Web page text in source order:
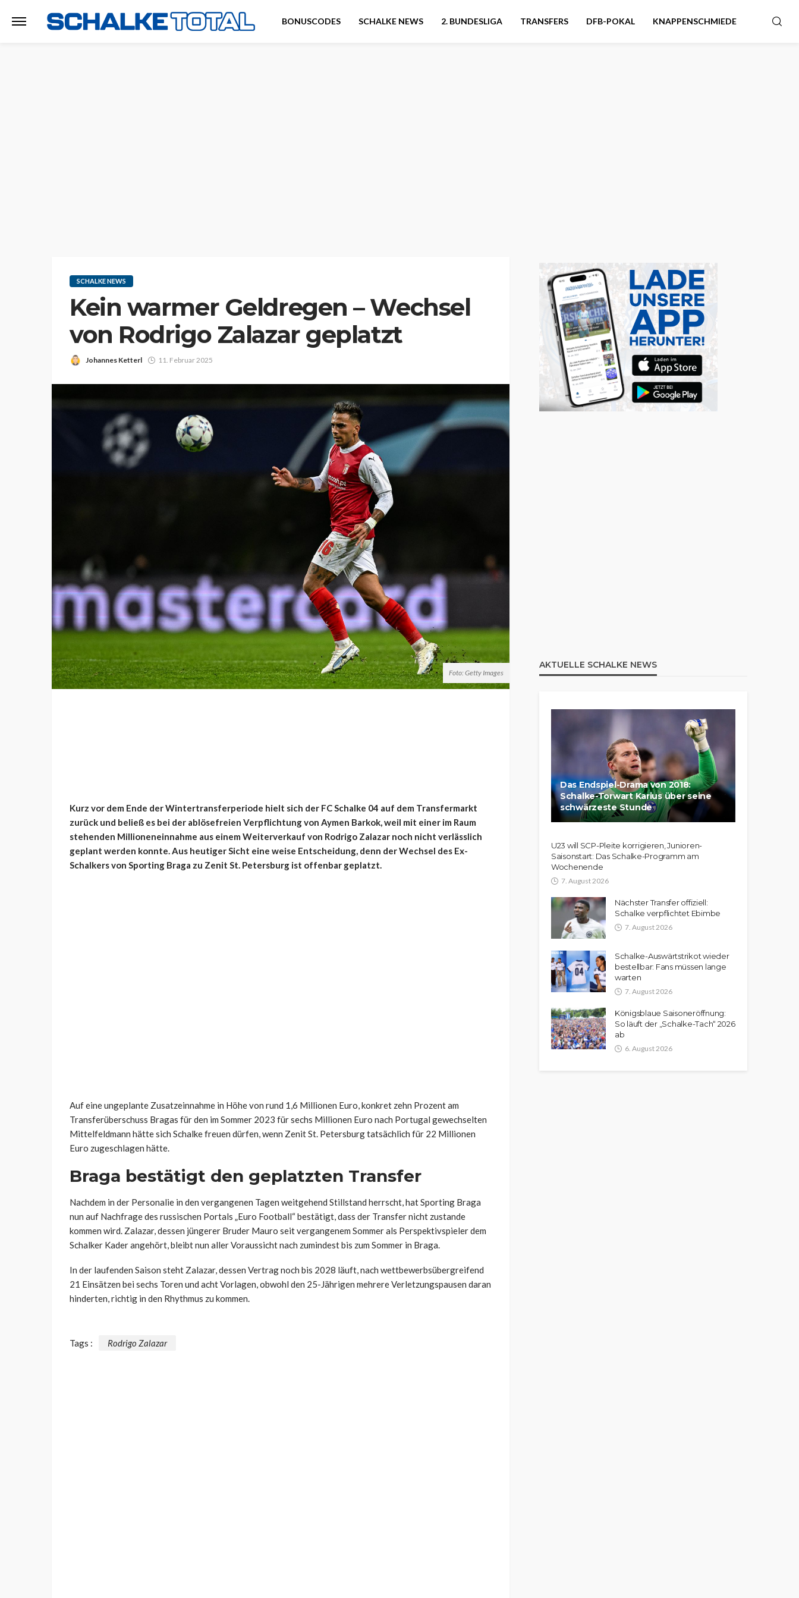
BONUSCODES SCHALKE NEWS 2. BUNDESLIGA TRANSFERS DFB-POKAL KNAPPENSCHMIEDE
SCHALKE NEWS
Kein warmer Geldregen – Wechsel
von Rodrigo Zalazar geplatzt
Johannes Ketterl 11. Februar 2025
Foto: Getty Images
Kurz vor dem Ende der Wintertransferperiode hielt sich der FC Schalke 04 auf dem Transfermarkt
zurück und beließ es bei der ablösefreien Verpflichtung von Aymen Barkok, weil mit einer im Raum
stehenden Millioneneinnahme aus einem Weiterverkauf von Rodrigo Zalazar noch nicht verlässlich
geplant werden konnte. Aus heutiger Sicht eine weise Entscheidung, denn der Wechsel des Ex-
Schalkers von Sporting Braga zu Zenit St. Petersburg ist offenbar geplatzt.
Auf eine ungeplante Zusatzeinnahme in Höhe von rund 1,6 Millionen Euro, konkret zehn Prozent am
Transferüberschuss Bragas für den im Sommer 2023 für sechs Millionen Euro nach Portugal gewechselten
Mittelfeldmann hätte sich Schalke freuen dürfen, wenn Zenit St. Petersburg tatsächlich für 22 Millionen
Euro zugeschlagen hätte.
Braga bestätigt den geplatzten Transfer
Nachdem in der Personalie in den vergangenen Tagen weitgehend Stillstand herrscht, hat Sporting Braga
nun auf Nachfrage des russischen Portals „Euro Football“ bestätigt, dass der Transfer nicht zustande
kommen wird. Zalazar, dessen jüngerer Bruder Mauro seit vergangenem Sommer als Perspektivspieler dem
Schalker Kader angehört, bleibt nun aller Voraussicht nach zumindest bis zum Sommer in Braga.
In der laufenden Saison steht Zalazar, dessen Vertrag noch bis 2028 läuft, nach wettbewerbsübergreifend
21 Einsätzen bei sechs Toren und acht Vorlagen, obwohl den 25-Jährigen mehrere Verletzungspausen daran
hinderten, richtig in den Rhythmus zu kommen.
Tags : Rodrigo Zalazar
AKTUELLE SCHALKE NEWS
Das Endspiel-Drama von 2018:
Schalke-Torwart Karius über seine
schwärzeste Stunde
U23 will SCP-Pleite korrigieren, Junioren-
Saisonstart: Das Schalke-Programm am
Wochenende
7. August 2026
Nächster Transfer offiziell:
Schalke verpflichtet Ebimbe
7. August 2026
Schalke-Auswärtstrikot wieder
bestellbar: Fans müssen lange
warten
7. August 2026
Königsblaue Saisoneröffnung:
So läuft der „Schalke-Tach“ 2026
ab
6. August 2026